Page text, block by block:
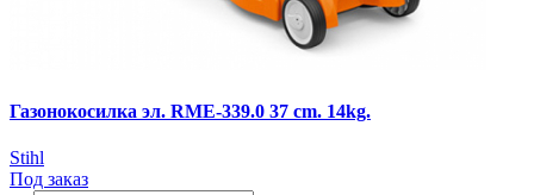
Газонокосилка эл. RМЕ-339.0 37 cm. 14kg.
Stihl
Под заказ